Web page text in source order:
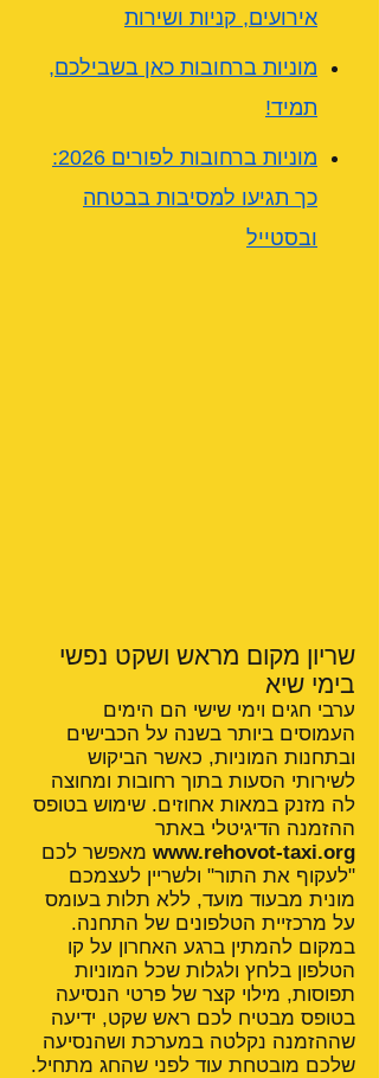
אירועים, קניות ושירות
מוניות ברחובות כאן בשבילכם,
תמיד!
מוניות ברחובות לפורים 2026:
כך תגיעו למסיבות בבטחה
ובסטייל
שריון מקום מראש ושקט נפשי
בימי שיא
ערבי חגים וימי שישי הם הימים
העמוסים ביותר בשנה על הכבישים
ובתחנות המוניות, כאשר הביקוש
לשירותי הסעות בתוך רחובות ומחוצה
לה מזנק במאות אחוזים. שימוש בטופס
ההזמנה הדיגיטלי באתר
www.rehovot-taxi.org מאפשר לכם
"לעקוף את התור" ולשריין לעצמכם
מונית מבעוד מועד, ללא תלות בעומס
על מרכזיית הטלפונים של התחנה.
במקום להמתין ברגע האחרון על קו
הטלפון בלחץ ולגלות שכל המוניות
תפוסות, מילוי קצר של פרטי הנסיעה
בטופס מבטיח לכם ראש שקט, ידיעה
שההזמנה נקלטה במערכת ושהנסיעה
שלכם מובטחת עוד לפני שהחג מתחיל.